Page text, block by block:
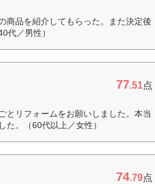
商品を紹介してもらった。また決定後
代／男性）
77.51点
とリフォームをお願いしました。本当
。（60代以上／女性）
74.79点